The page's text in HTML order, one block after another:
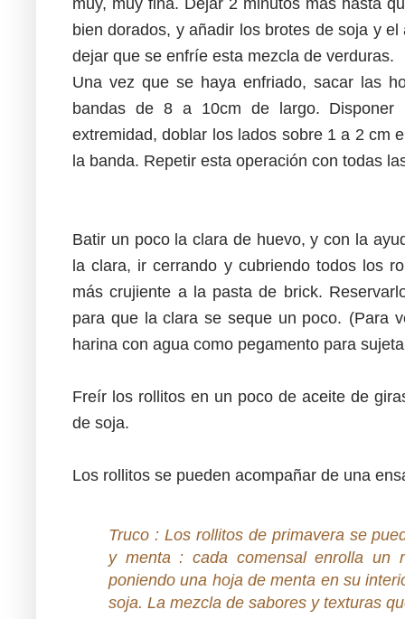
muy, muy fina. Dejar 2 minutos más hasta
bien dorados, y añadir los brotes de soja y
dejar que se enfríe esta mezcla de verduras.
Una vez que se haya enfriado, sacar las
bandas de 8 a 10cm de largo.
extremidad, doblar los lados sobre 1 a 2 cm
la banda. Repetir esta operación con todas
Batir un poco la clara de huevo, y con la
la clara, ir cerrando y cubriendo todos los
más crujiente a la pasta de brick.
para que la clara se seque un poco. (Para
harina con agua como pegamento para
Freír los rollitos en un poco de aceite de
de soja.
Los rollitos se pueden acompañar de una
Truco : Los rollitos de primavera se
y menta : cada comensal enrolla un
poniendo una hoja de menta en su
soja. La mezcla de sabores y texturas